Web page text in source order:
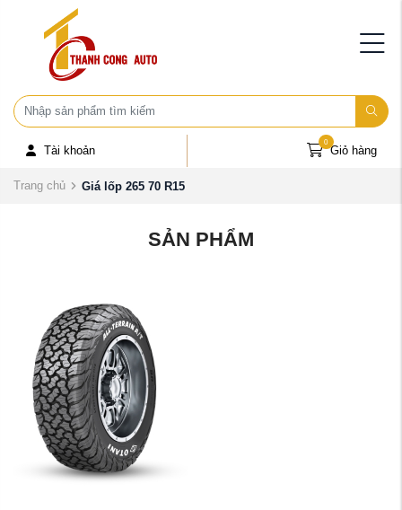
Tài khoản Giỏ hàng
0
Trang chủ Giá lốp 265 70 R15
SẢN PHẨM